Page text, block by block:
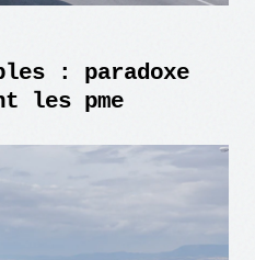
: paradoxe
les pme